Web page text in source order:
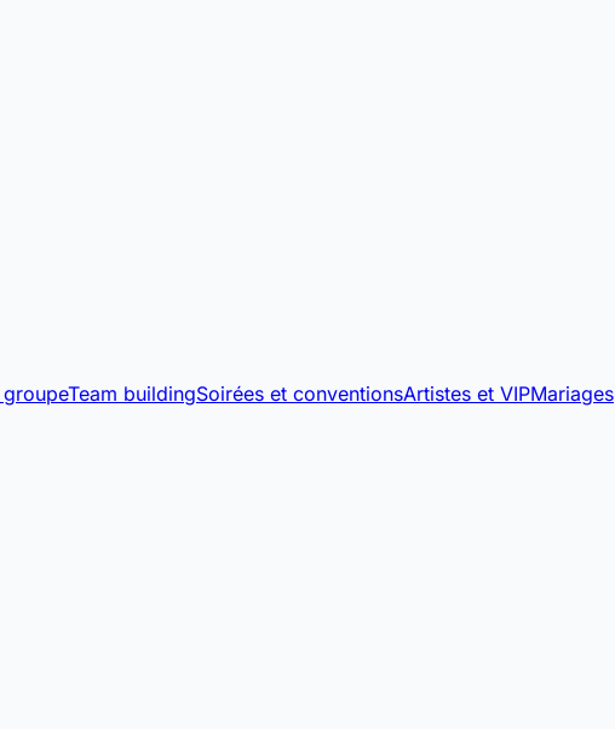
Team buildingSoirées et conventionsArtistes et VIPMariages